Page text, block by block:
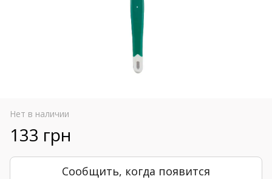
Нет в наличии
133 грн
Сообщить, когда появится